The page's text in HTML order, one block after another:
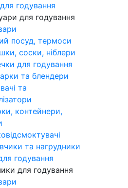
годування
для годування
посуд, термоси
соски, ніблери
для годування
та блендери
та
контейнери,
та нагрудники
годування
для годування